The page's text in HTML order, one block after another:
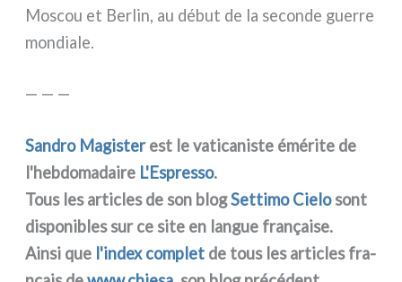
Moscou et Berlin, au début de la secon­de guer­re
mon­dia­le.
— — —
Sandro Magisterest le vati­ca­ni­ste émé­ri­te de
l'hebdomadaire L'Espresso.
Tous les arti­cles de son blogSettimo Cielosont
dispo­ni­bles sur ce site en lan­gue fra­nçai­se.
Ainsi que l'index com­plet de tous les arti­cles fra­